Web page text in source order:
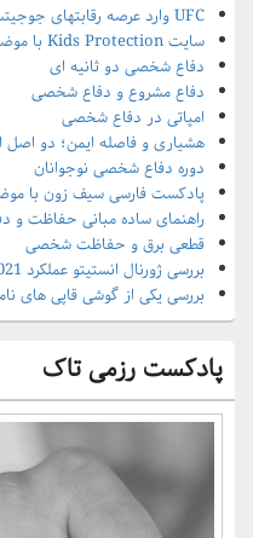
UFC وارد عرصه رقابتهای جوجیتسو شد
سایت Kids Protection با موضوع دفاع شخصی کودکان راه اندازی شد
دفاع شخصی دو ثانیه ای
دفاع مشروع و دفاع شخصی
امپاتی در دفاع شخصی
هشیاری و فاصله ایمن؛ دو
دوره دفاع شخصی نوجوانان
پادکست فارسی سیف زون با
راهنمای ساده مبانی حفاظت
قطعی برق و حفاظت شخصی
بررسی ژورنال انستیتو عملکرد UFC 2021
بررسی یکی از گوشی قاپی های
پادکست رزمی تاک